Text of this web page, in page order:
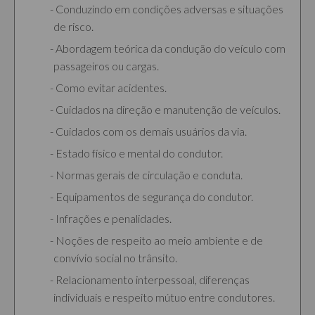
Conduzindo em condições adversas e situações
de risco.
Abordagem teórica da condução do veículo com
passageiros ou cargas.
Como evitar acidentes.
Cuidados na direção e manutenção de veículos.
Cuidados com os demais usuários da via.
Estado físico e mental do condutor.
Normas gerais de circulação e conduta.
Equipamentos de segurança do condutor.
Infrações e penalidades.
Noções de respeito ao meio ambiente e de
convívio social no trânsito.
Relacionamento interpessoal, diferenças
individuais e respeito mútuo entre condutores.